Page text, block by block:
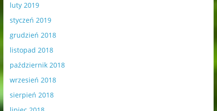
luty 2019
styczeń 2019
grudzień 2018
listopad 2018
październik 2018
wrzesień 2018
sierpień 2018